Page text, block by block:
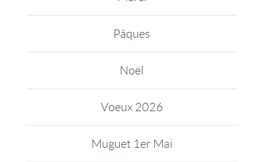
Pâques
Noël
Voeux 2026
Muguet 1er Mai